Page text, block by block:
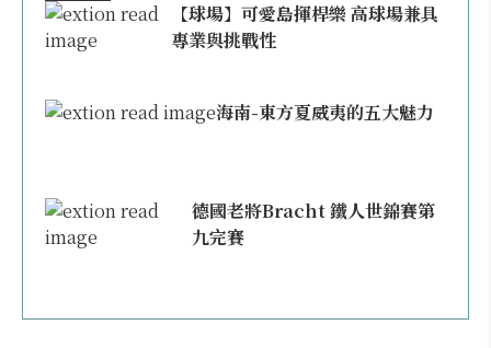
【球場】可愛島揮桿樂 高球場兼具
專業與挑戰性
海南-東方夏威夷的五大魅力
德國老將Bracht 鐵人世錦賽第
九完賽